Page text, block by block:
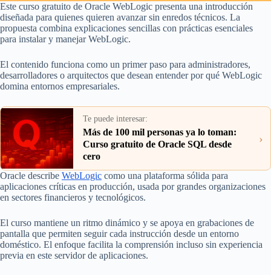
Este curso gratuito de Oracle WebLogic presenta una introducción
diseñada para quienes quieren avanzar sin enredos técnicos. La
propuesta combina explicaciones sencillas con prácticas esenciales
para instalar y manejar WebLogic.
El contenido funciona como un primer paso para administradores,
desarrolladores o arquitectos que desean entender por qué WebLogic
domina entornos empresariales.
Te puede interesar:
Más de 100 mil personas ya lo toman:
Curso gratuito de Oracle SQL desde
cero
›
Oracle describe WebLogic como una plataforma sólida para
aplicaciones críticas en producción, usada por grandes organizaciones
en sectores financieros y tecnológicos.
El curso mantiene un ritmo dinámico y se apoya en grabaciones de
pantalla que permiten seguir cada instrucción desde un entorno
doméstico. El enfoque facilita la comprensión incluso sin experiencia
previa en este servidor de aplicaciones.